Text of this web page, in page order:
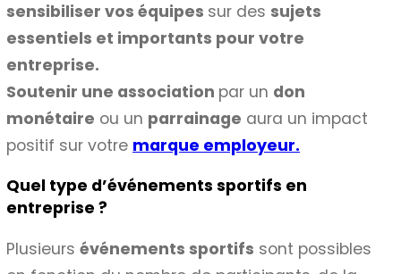
sensibiliser vos équipes sur des sujets
essentiels et importants pour votre
entreprise.
Soutenir une association par un don
monétaire ou un parrainage aura un impact
positif sur votre marque employeur.
Quel type d’événements sportifs en
entreprise ?
Plusieursévénements sportifs sont possibles